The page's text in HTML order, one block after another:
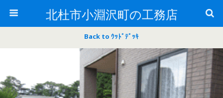
北杜市小淵沢町の工務店
Back to ｳｯﾄﾞﾃﾞｯｷ